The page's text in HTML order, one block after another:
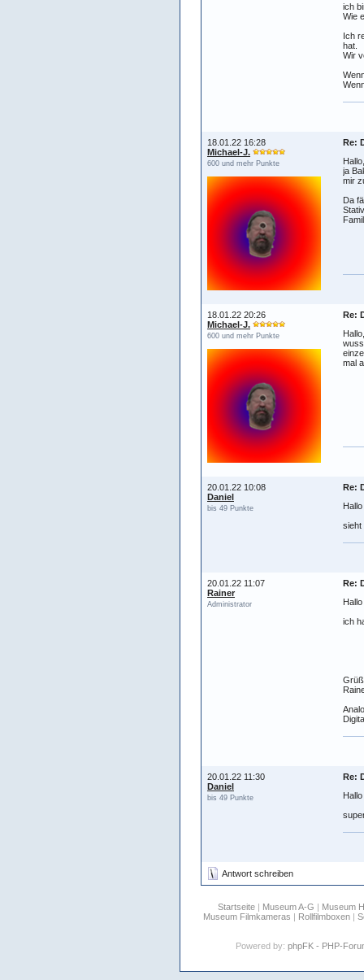
ich
Wie
Ich
hat.
Wir
18.01.22 16:28
Michael-J.
600 und mehr Punkte
Re:
Hallo,
ja
mir
Da
18.01.22 20:26
Michael-J.
600 und mehr Punkte
Re:
Hallo,
mal
20.01.22 10:08
Daniel
bis 49 Punkte
Re:
sieht
20.01.22 11:07
Rainer
Administrator
Re:
ich
20.01.22 11:30
Daniel
bis 49 Punkte
Re:
Antwort schreiben
Startseite | Museum A-G | Museum
Museum Filmkameras | Rollfilmboxen|
Powered by: phpFK - PHP-